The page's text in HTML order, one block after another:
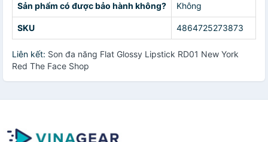
Sản phẩm có được bảo hành không? Không
SKU 4864725273873
Liên kết: Son đa năng Flat Glossy Lipstick RD01 New York
Red The Face Shop